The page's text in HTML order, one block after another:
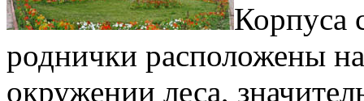
Корпуса
роднички расположены
окружении леса,